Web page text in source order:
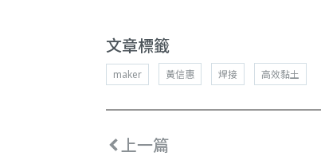
文章標籤
maker 黃信惠 焊接 高效黏土
上一篇